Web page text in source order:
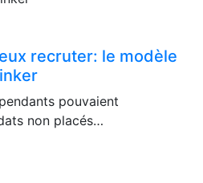
recruter: le modèle
pouvaient
non placés…